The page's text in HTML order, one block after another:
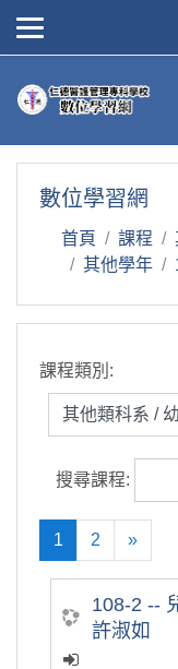
數位學習網
首頁 課程
其他學年
課程類別:
搜尋課程:
1
(current)
2
»
往後
108-2 --
許淑如